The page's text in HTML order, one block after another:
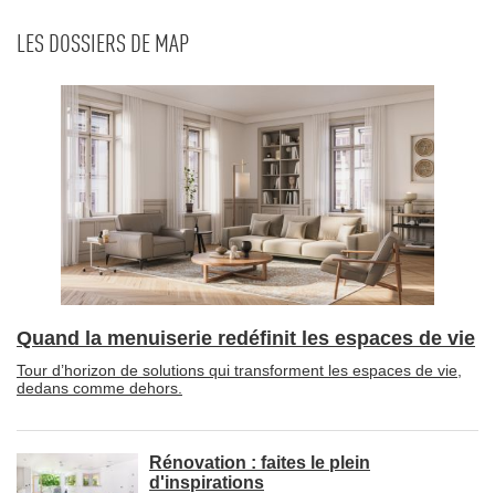
LES DOSSIERS DE MAP
Quand la menuiserie redéfinit les espaces de vie
Tour d’horizon de solutions qui transforment les espaces de vie,
dedans comme dehors.
Rénovation : faites le plein
d'inspirations